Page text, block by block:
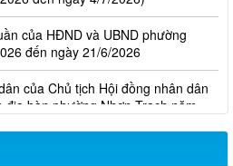
của HĐND và UBND phường
đến ngày 21/6/2026
của Chủ tịch Hội đồng nhân dân
bàn phường Nhơn Trạch năm
hỗ trợ, tái định cư